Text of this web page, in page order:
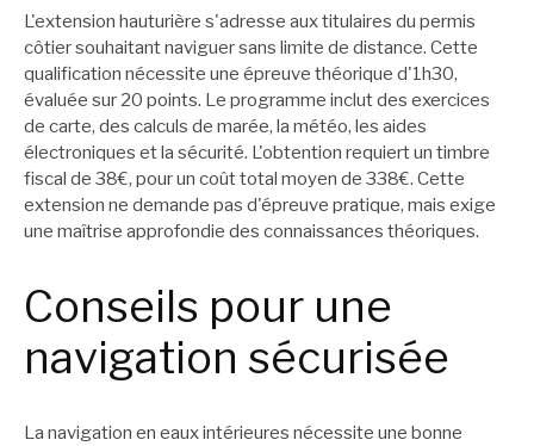
L'extension hauturière s'adresse aux titulaires du permis
côtier souhaitant naviguer sans limite de distance. Cette
qualification nécessite une épreuve théorique d'1h30,
évaluée sur 20 points. Le programme inclut des exercices
de carte, des calculs de marée, la météo, les aides
électroniques et la sécurité. L'obtention requiert un timbre
fiscal de 38€, pour un coût total moyen de 338€. Cette
extension ne demande pas d'épreuve pratique, mais exige
une maîtrise approfondie des connaissances théoriques.
Conseils pour une
navigation sécurisée
La navigation en eaux intérieures nécessite une bonne